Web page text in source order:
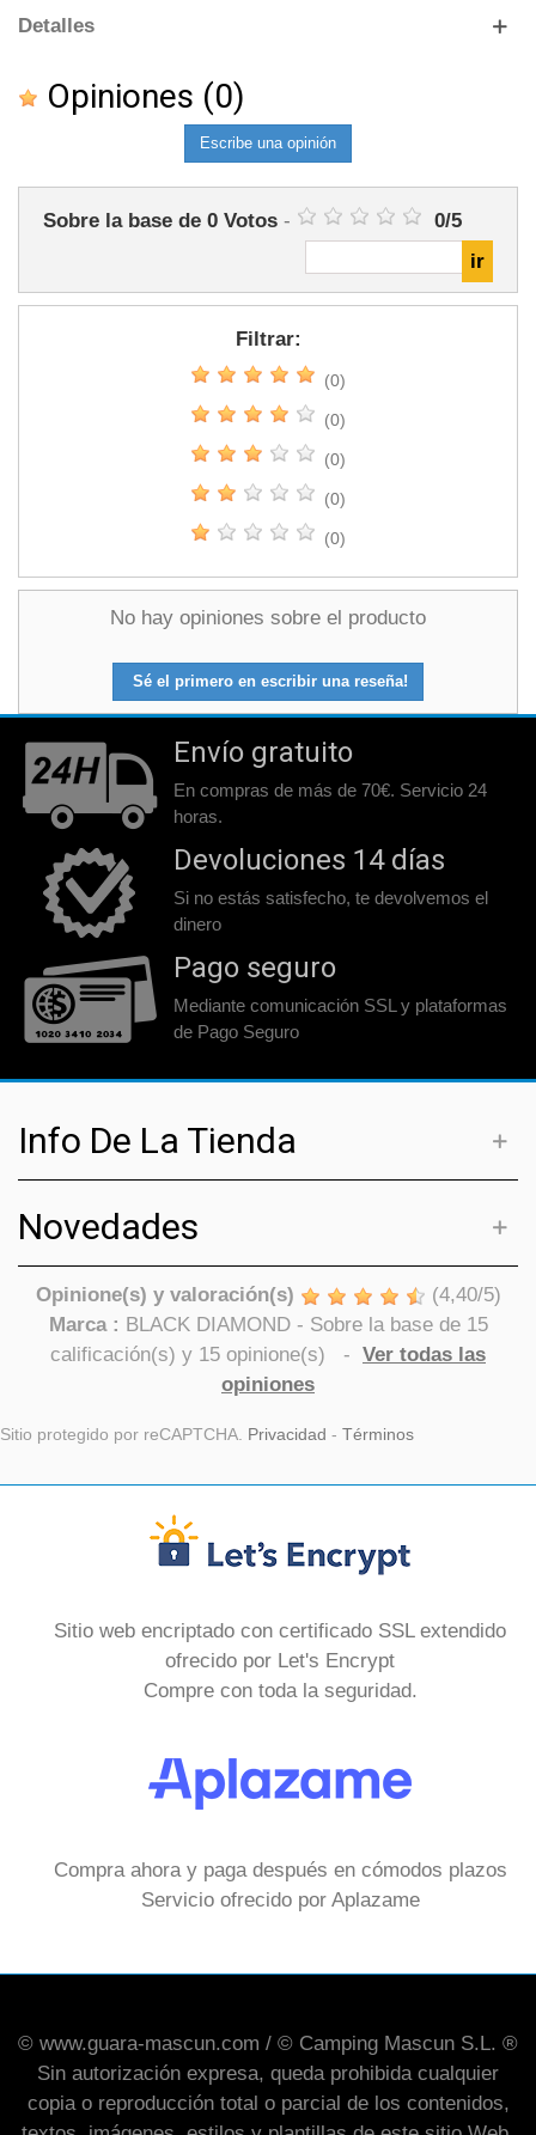
Detalles
Opiniones (0)
Escribe una opinión
Sobre la base de 0 Votos - 0/5
Filtrar:
(0)
(0)
(0)
(0)
(0)
No hay opiniones sobre el producto
Sé el primero en escribir una reseña!
Envío gratuito
En compras de más de 70€. Servicio 24
horas.
Devoluciones 14 días
Si no estás satisfecho, te devolvemos el
dinero
Pago seguro
Mediante comunicación SSL y plataformas
de Pago Seguro
Info De La Tienda
Novedades
Opinione(s) y valoración(s) (4,40/5)
Marca : BLACK DIAMOND- Sobre la base de 15
calificación(s) y 15 opinione(s) - Ver todas las
opiniones
Sitio protegido por reCAPTCHA. Privacidad - Términos
Sitio web encriptado con certificado SSL extendido
ofrecido por Let's Encrypt
Compre con toda la seguridad.
Compra ahora y paga después en cómodos plazos
Servicio ofrecido por Aplazame
© www.guara-mascun.com / © Camping Mascun S.L. ®
Sin autorización expresa, queda prohibida cualquier
copia o reproducción total o parcial de los contenidos,